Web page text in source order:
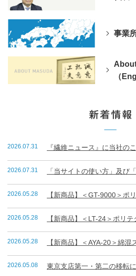
事業
（
2026.07.31
2026.07.31
2026.05.28 【新商品】＜GT-9000＞ポ
2026.05.28 【新商品】＜LT-24＞ポリ
2026.05.28
2026.05.08